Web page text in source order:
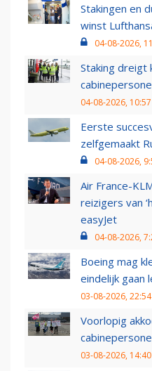
Stakingen en
winst
04-08-2026,
Staking dreigt
04-08-2026, 10:57
Eerste
zelfgemaakt
04-08-2026,
Air France-
reizigers van
easyJet
04-08-2026,
Boeing mag
eindelijk gaan
03-08-2026, 22:54
Voorlopig
03-08-2026, 14:40